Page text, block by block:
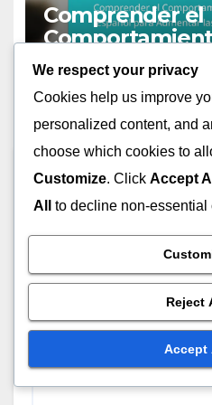
Comprender el
Consumidor
Aumentar las
Conversión
NOV 6, 2025 CLARA
Leave a Reply
We respect your privacy
Cookies help us improve
personalized content, and
choose which cookies to
Customize. Click Accept All
All
to decline non-essential
Reject
Accept